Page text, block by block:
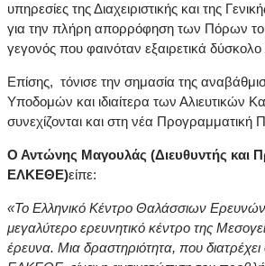
υπηρεσίες της Διαχειριστικής και της
για την πλήρη απορρόφηση των Πόρων
γεγονός που φαινόταν εξαιρετικά
Επίσης, τόνισε την σημασία της
Υποδομών και ιδιαίτερα των Αλιευτικών
συνεχίζονται και στη νέα Προγραμματική
Ο Αντώνης Μαγουλάς (Διευθυντής και
ΕΛΚΕΘΕ)είπε:
«Το Ελληνικό Κέντρο Θαλάσσιων
μεγαλύτερο ερευνητικό κέντρο της
έρευνα. Μια δραστηριότητα, που διατρέχει